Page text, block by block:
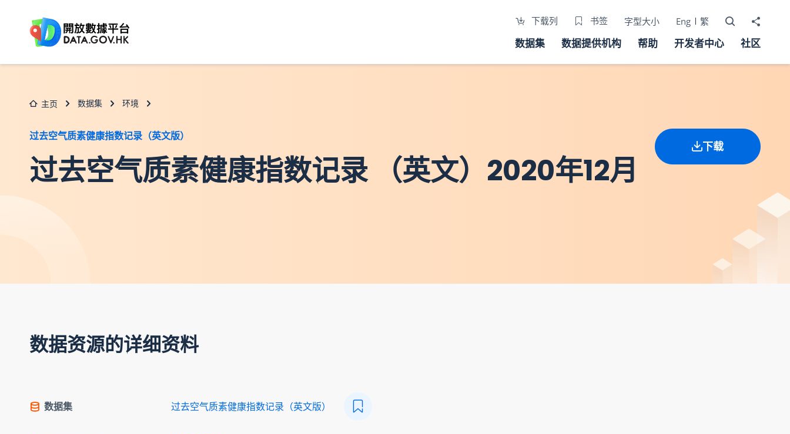
下载列 书签 字型大小 Eng 繁 打开搜寻器
分享至
数据集 数据提供机构 帮助 开发者中心 社区
主页 数据集 环境
过去空气质素健康指数记录（英文版）
过去空气质素健康指数记录 （英文）2020年12月
下载
数据资源的详细资料
数据集 过去空气质素健康指数记录（英文版）